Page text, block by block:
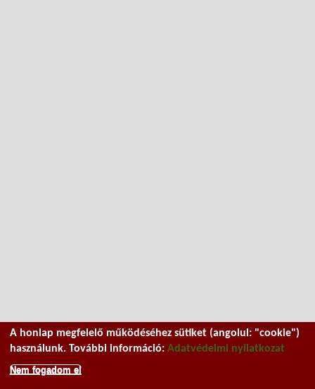
A honlap megfelelő működéséhez sütiket (angolul: "cookie")
használunk. További információ: Adatvédelmi nyilatkozat
Nem fogadom el